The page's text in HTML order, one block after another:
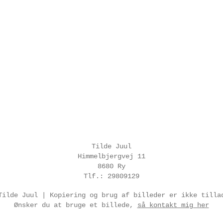
Tilde Juul
Himmelbjergvej 11
8680 Ry
Tlf.: 29809129
Juul | Kopiering og brug af billeder er ikke
Ønsker du at bruge et billede, så kontakt mig her